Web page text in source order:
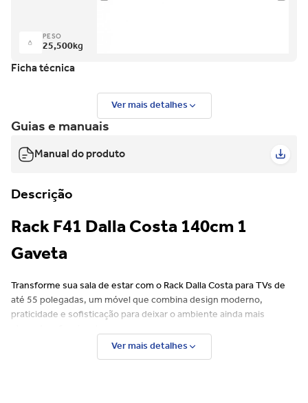
PESO
25,500kg
Ficha técnica
Ver mais detalhes
Guias e manuais
Manual do produto
Descrição
Rack F41 Dalla Costa 140cm 1
Gaveta
Transforme sua sala de estar com o Rack Dalla Costa para TVs de
até 55 polegadas, um móvel que combina design moderno,
praticidade e sofisticação para deixar o ambiente ainda mais
elegante e funcional.
Ver mais detalhes